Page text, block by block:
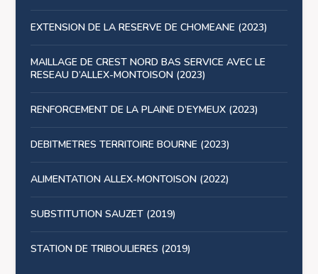
EXTENSION DE LA RESERVE DE CHOMEANE (2023)
MAILLAGE DE CREST NORD BAS SERVICE AVEC LE
RESEAU D’ALLEX-MONTOISON (2023)
RENFORCEMENT DE LA PLAINE D’EYMEUX (2023)
DEBITMETRES TERRITOIRE BOURNE (2023)
ALIMENTATION ALLEX-MONTOISON (2022)
SUBSTITUTION SAUZET (2019)
STATION DE TRIBOULIERES (2019)